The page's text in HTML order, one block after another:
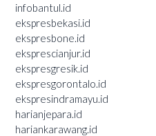
infobantul.id
ekspresbekasi.id
ekspresbone.id
eksprescianjur.id
ekspresgresik.id
ekspresgorontalo.id
ekspresindramayu.id
harianjepara.id
hariankarawang.id